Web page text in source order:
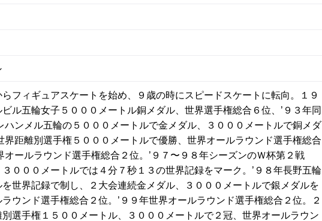
フィギュアスケートを始め、９歳の時にスピードスケートに転向。１９
ビル五輪女子５０００メートル銅メダル、世界選手権総合６位、’９３年同
ハンメル五輪の５０００メートルで金メダル、３０００メートルで銅メダ
界距離別選手権５０００メートルで優勝、世界オールラウンド選手権総合
オールラウンド選手権総合２位。’９７〜９８年シーズンのＷ杯第２戦
３０００メートルでは４分７秒１３の世界記録をマーク。’９８年長野五輪
を世界記録で制し、２大会連続金メダル、３０００メートルで銀メダルを
ウンド選手権総合２位。’９９年世界オールラウンド選手権総合２位。２
別選手権１５００メートル、３０００メートルで２冠、世界オールラウン